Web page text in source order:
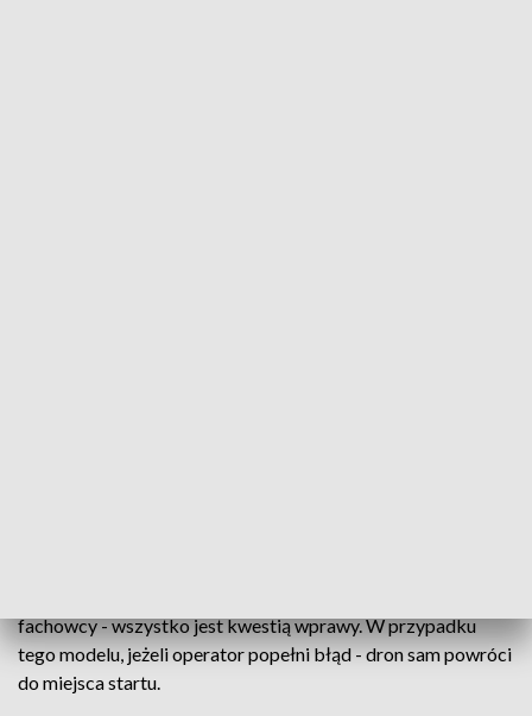
fachowcy - wszystko jest kwestią wprawy. W przypadku
tego modelu, jeżeli operator popełni błąd - dron sam powróci
do miejsca startu.